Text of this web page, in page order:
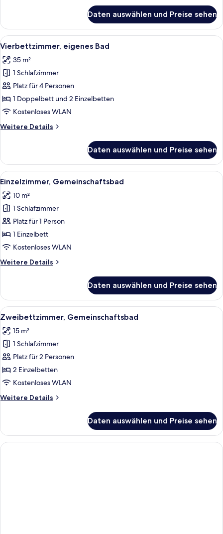
eigenes
Bad
Daten auswählen und Preise sehen
Alle
Fotos
für
Vierbettzimmer,
eigenes
Bad
anzeigen
Ein Hotelzimmer mit einem großen
11
Vierbettzimmer, eigenes Bad
35 m²
1 Schlafzimmer
Platz für 4 Personen
1 Doppelbett und 2 Einzelbetten
Kostenloses WLAN
Weitere Details
Weitere
eigenes
Bad
Daten auswählen und Preise sehen
Alle
Fotos
für
Einzelzimmer,
Gemeinschaftsbad
anzeigen
Ein Zimmer mit einem Einzelbett,
7
Einzelzimmer, Gemeinschaftsbad
10 m²
1 Schlafzimmer
Platz für 1 Person
1 Einzelbett
Kostenloses WLAN
Weitere Details
Weitere
Gemeinschaftsbad
Daten auswählen und Preise sehen
Alle
Fotos
für
Zweibettzimmer,
Gemeinschaftsbad
anzeigen
Ein Hotelzimmer mit einem großen
9
Zweibettzimmer, Gemeinschaftsbad
15 m²
1 Schlafzimmer
Platz für 2 Personen
2 Einzelbetten
Kostenloses WLAN
Weitere Details
Weitere
Gemeinschaftsbad
Daten auswählen und Preise sehen